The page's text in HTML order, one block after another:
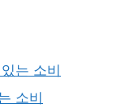
는 소비
소비